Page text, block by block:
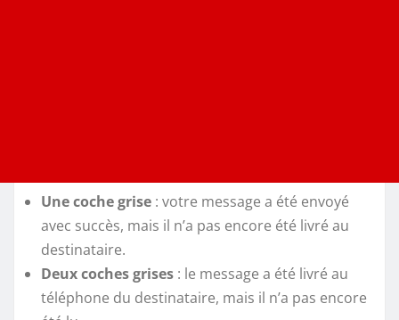
Une coche grise : votre message a été envoyé
avec succès, mais il n’a pas encore été livré au
destinataire.
Deux coches grises : le message a été livré au
téléphone du destinataire, mais il n’a pas encore